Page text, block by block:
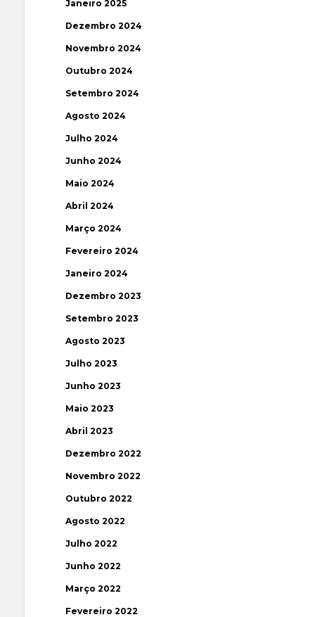
Janeiro 2025
Dezembro 2024
Novembro 2024
Outubro 2024
Setembro 2024
Agosto 2024
Julho 2024
Junho 2024
Maio 2024
Abril 2024
Março 2024
Fevereiro 2024
Janeiro 2024
Dezembro 2023
Setembro 2023
Agosto 2023
Julho 2023
Junho 2023
Maio 2023
Abril 2023
Dezembro 2022
Novembro 2022
Outubro 2022
Agosto 2022
Julho 2022
Junho 2022
Março 2022
Fevereiro 2022